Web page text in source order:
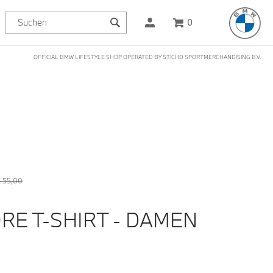
0
OFFICIAL BMW LIFESTYLE SHOP OPERATED BY STICHD SPORTMERCHANDISING B.V.
55,00
T-SHIRT - DAMEN